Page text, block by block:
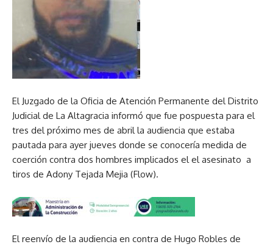
El Juzgado de la Oficia de Atención Permanente del Distrito
Judicial de La Altagracia informó que fue pospuesta para el
tres del próximo mes de abril la audiencia que estaba
pautada para ayer jueves donde se conocería medida de
coerción contra dos hombres implicados el el asesinato a
tiros de Adony Tejada Mejia (Flow).
El reenvío de la audiencia en contra de Hugo Robles de